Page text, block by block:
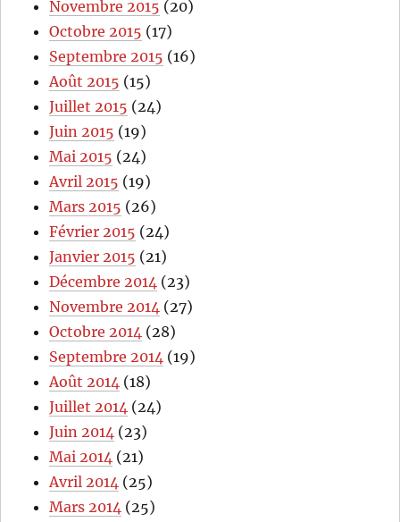
Novembre 2015 (20)
Octobre 2015 (17)
Septembre 2015 (16)
Août 2015 (15)
Juillet 2015 (24)
Juin 2015 (19)
Mai 2015 (24)
Avril 2015 (19)
Mars 2015 (26)
Février 2015 (24)
Janvier 2015 (21)
Décembre 2014 (23)
Novembre 2014 (27)
Octobre 2014 (28)
Septembre 2014 (19)
Août 2014 (18)
Juillet 2014 (24)
Juin 2014 (23)
Mai 2014 (21)
Avril 2014 (25)
Mars 2014 (25)